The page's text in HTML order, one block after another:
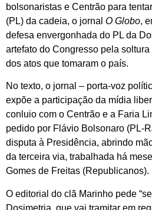
bolsonaristas e Centrão para
(PL) da cadeia, o jornal O Globo,
defesa envergonhada do PL da
artefato do Congresso pela
dos atos que tomaram o país.
No texto, o jornal – porta-voz
expõe a participação da mídia
conluio com o Centrão e a Faria
pedido por Flávio Bolsonaro (PL-
disputa à Presidência, abrindo
da terceira via, trabalhada há
Gomes de Freitas (Republicanos).
O editorial do clã Marinho pede
Dosimetria, que vai tramitar em